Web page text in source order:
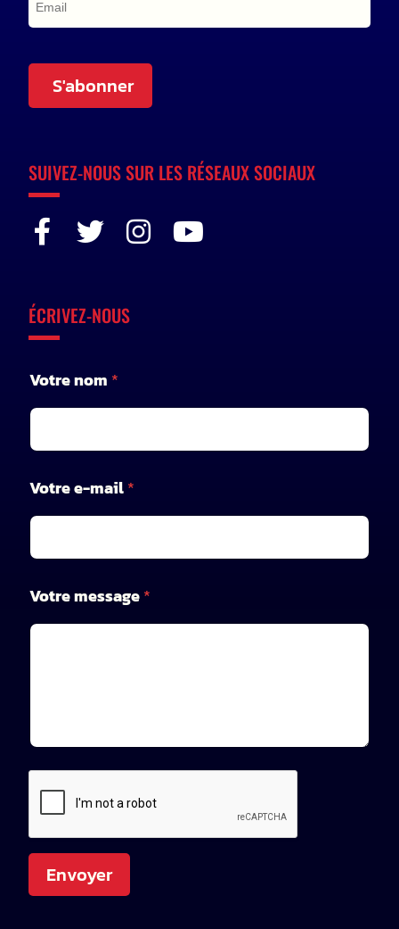
S'abonner
SUIVEZ-NOUS SUR LES RÉSEAUX SOCIAUX
ÉCRIVEZ-NOUS
Votre nom *
n
o
m
*
Votre e-mail*
Votre message*
Envoyer